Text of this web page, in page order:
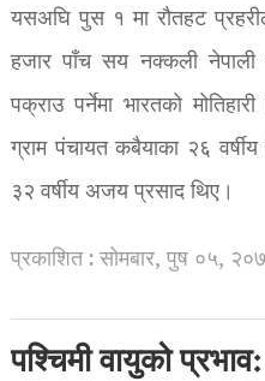
यसअघि पुस १ मा रौतहट
हजार पाँच सय नक्कली नेपाली
पक्राउ पर्नेमा भारतको
ग्राम पंचायत कबैयाका २६
३२ वर्षीय अजय प्रसाद थिए।
प्रकाशित : सोमबार, पुष ०५,
पश्चिमी वायुको